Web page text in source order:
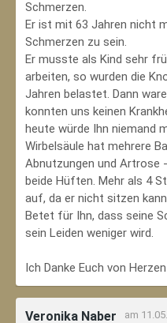
Schmerzen.
Er ist mit 63 Jahren nicht
Schmerzen zu sein.
Er musste als Kind sehr
arbeiten, so wurden die
Jahren belastet. Dann
konnten uns keinen
heute würde Ihn niemand
Wirbelsäule hat mehrere
Abnutzungen und Artrose
beide Hüften. Mehr als 4
auf, da er nicht sitzen
Betet für Ihn, dass seine
sein Leiden weniger wird.
Ich Danke Euch von
Veronika Naber am